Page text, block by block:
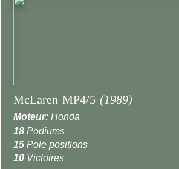
McLaren MP4/5 (1989)
Moteur: Honda
18 Podiums
15 Pole positions
10 Victoires